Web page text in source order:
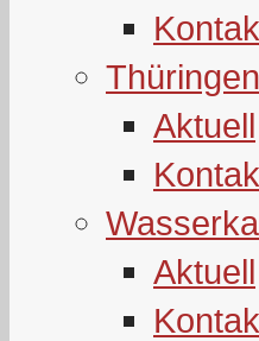
Thüringen
Aktuell
Aktuell